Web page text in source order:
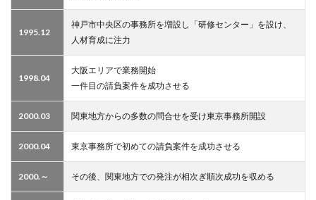
1995.12
神戸市中央区の事務所を増設し「研修センター」を設け、
人材育成に注力
1998.04
大阪エリアで業務開始
一件目の請負案件を成功させる
2000.03 関東地方からの多数の問合せを受け東京事務所開設
2000.04 東京事務所で初めての請負案件を成功させる
2000.～ その後、関東地方での発注が相次ぎ順次成功を収める